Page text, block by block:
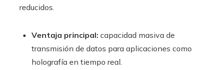
reducidos.
Ventaja principal: capacidad masiva de
transmisión de datos para aplicaciones como
holografía en tiempo real.